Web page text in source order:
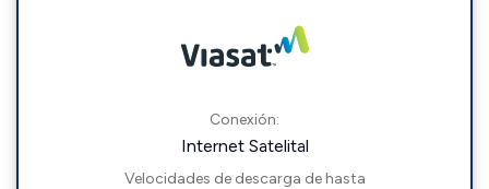
Conexión:
Internet Satelital
Velocidades de descarga de hasta